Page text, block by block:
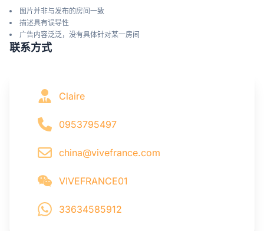
图片并非与发布的房间一致
描述具有误导性
广告内容泛泛，没有具体针对某一房间
联系方式
Claire
0953795497
china@vivefrance.com
VIVEFRANCE01
33634585912